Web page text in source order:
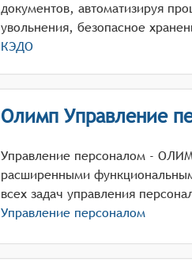
документов, автоматизируя
КЭДО
Олимп Управление
Управление персоналом -
расширенными
всех задач управления
Управление персоналом